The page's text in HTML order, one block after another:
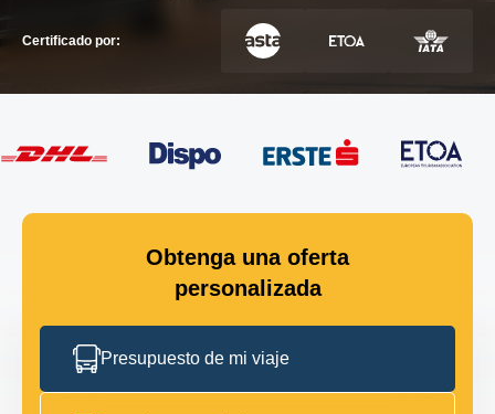
Certificado por:
Obtenga una oferta
personalizada
Presupuesto de mi viaje